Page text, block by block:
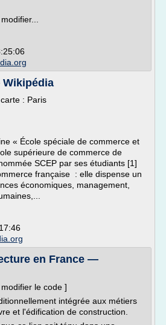
: Paris
« École spéciale de commerce et
supérieure de commerce de
SCEP par ses étudiants [1]
française : elle dispense un
économiques, management,
en France —
le code ]
intégrée aux métiers
et l'édification de construction.